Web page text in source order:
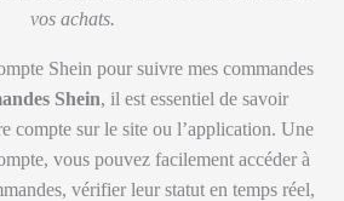
vos achats.
Shein pour suivre mes commandes
Shein, il est essentiel de savoir
compte sur le site ou l’application. Une
vous pouvez facilement accéder à
vérifier leur statut en temps réel,